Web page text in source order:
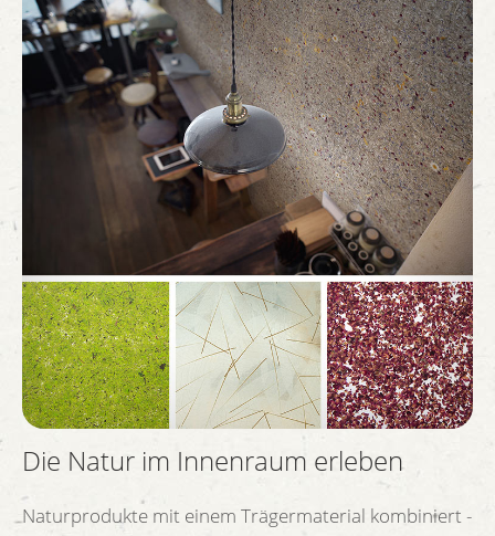
Die Natur im Innenraum erleben
Naturprodukte mit einem Trägermaterial kombiniert -